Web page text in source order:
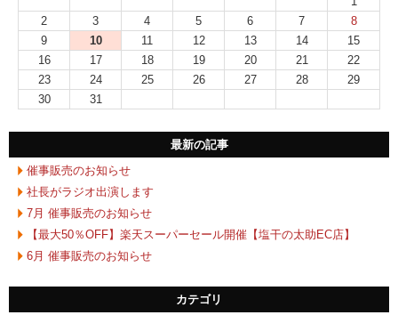
2
3 4 5 6 7
8
9
10 11 12 13 14
15
16
17 18 19 20 21
22
23
24 25 26 27 28
29
30
31
最新の記事
催事販売のお知らせ
社長がラジオ出演します
7月 催事販売のお知らせ
【最大50％OFF】楽天スーパーセール開催【塩干の太助EC店】
6月 催事販売のお知らせ
カテゴリ